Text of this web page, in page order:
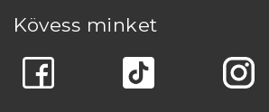
Kövess minket